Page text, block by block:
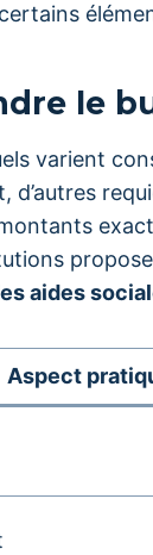
le
varient
d’autres
aides
Aspect